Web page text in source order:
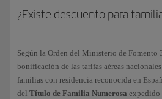
¿Existe descuento para
Según la Orden del Ministerio de Fomento
bonificación de las tarifas aéreas
familias con residencia reconocida en
del Título de Familia Numerosa expedido